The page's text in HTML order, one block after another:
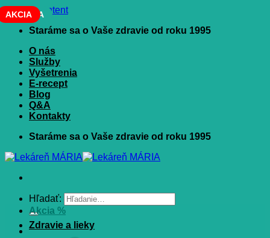
Skip to content
Staráme sa o Vaše zdravie od roku 1995
O nás
Služby
Vyšetrenia
E-recept
Blog
Q&A
Kontakty
Staráme sa o Vaše zdravie od roku 1995
Hľadať:
Akcia %
Zdravie a lieky
NOVINKA
AKCIA